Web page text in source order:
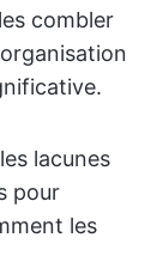
combler
lacunes
pour
les